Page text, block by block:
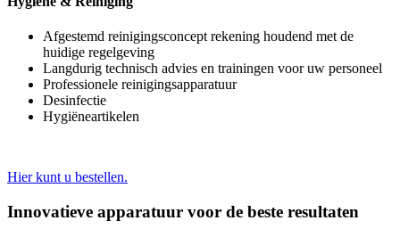
Afgestemd reinigingsconcept rekening houdend met de
huidige regelgeving
Langdurig technisch advies en trainingen voor uw personeel
Professionele reinigingsapparatuur
Desinfectie
Hygiëneartikelen
Hier kunt u bestellen.
Innovatieve apparatuur voor de beste resultaten